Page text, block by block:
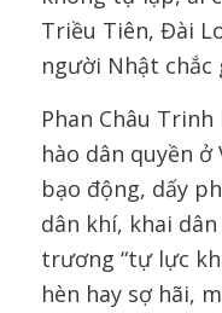
Triều Tiên, Đài
người Nhật chắc
Phan Châu
hào dân quyền ở
bạo động, dấy
dân khí, khai
trương “tự lực
hèn hay sợ hãi,